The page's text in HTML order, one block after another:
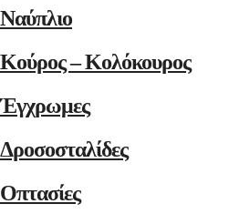
Ναύπλιο
Κούρος – Κολόκουρος
Έγχρωμες
Δροσοσταλίδες
Οπτασίες